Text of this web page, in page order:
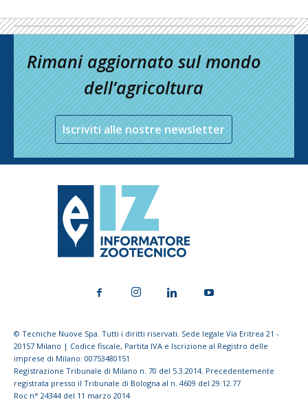
Rimani aggiornato sul mondo
dell’agricoltura
Iscriviti alle nostre newsletter
© Tecniche Nuove Spa. Tutti i diritti riservati. Sede legale Via Eritrea 21 -
20157 Milano | Codice fiscale, Partita IVA e Iscrizione al Registro delle
imprese di Milano: 00753480151
Registrazione Tribunale di Milano n. 70 del 5.3.2014. Precedentemente
registrata presso il Tribunale di Bologna al n. 4609 del 29.12.77
Roc n° 24344 del 11 marzo 2014